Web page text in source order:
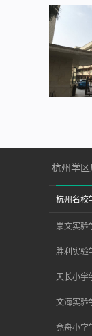
杭州学区
杭州名校
崇文实验
胜利实验
天长小学
文海实验
竞舟小学